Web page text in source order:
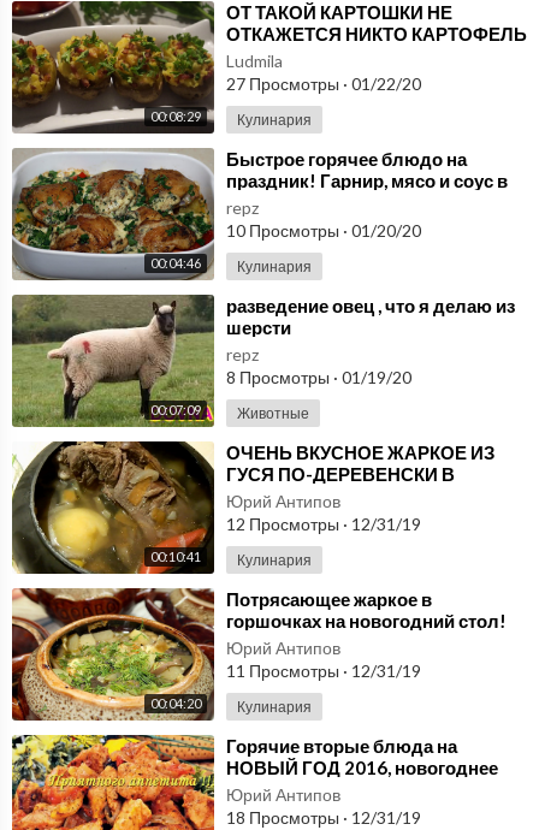
00:08:29
⁣ОТ ТАКОЙ КАРТОШКИ НЕ
ОТКАЖЕТСЯ НИКТО КАРТОФЕЛЬ
ФАРШИРОВАННЫЙ запеченный
в духовке
Ludmila
27 Просмотры · 01/22/20
Кулинария
00:04:46
⁣Быстрое горячее блюдо на
праздник! Гарнир, мясо и соус в
одном блюде.
repz
10 Просмотры · 01/20/20
Кулинария
00:07:09
⁣разведение овец , что я делаю из
шерсти
repz
8 Просмотры · 01/19/20
Животные
00:10:41
⁣ОЧЕНЬ ВКУСНОЕ ЖАРКОЕ ИЗ
ГУСЯ ПО-ДЕРЕВЕНСКИ В
ЧУГУНКЕ ПОШАГОВЫЙ РЕЦЕПТ
КАК РАЗДЕЛАТЬ ПРИГОТОВИТЬ
ДОМА
Юрий Антипов
12 Просмотры · 12/31/19
Кулинария
00:04:20
⁣Потрясающее жаркое в
горшочках на новогодний стол!
Свинина с картофелем и грибами
в духовке
Юрий Антипов
11 Просмотры · 12/31/19
Кулинария
⁣Горячие вторые блюда на
НОВЫЙ ГОД 2016, новогоднее
меню! Вкусное жаркое из рыбы
осетра в духовке New
Юрий Антипов
18 Просмотры · 12/31/19